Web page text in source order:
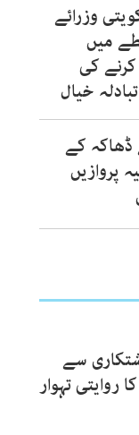
وزرائے
میں
کی
خیال
ڈھاکہ کے
پروازیں
سے
روایتی تہوار